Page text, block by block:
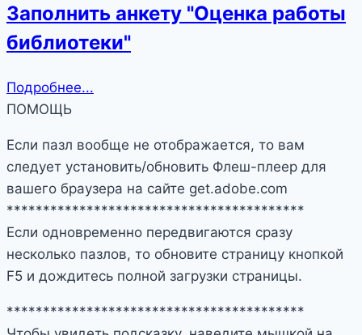
Заполнить анкету "Оценка работы
библиотеки"
Подробнее...
ПОМОЩЬ
Если пазл вообще не отображается, то вам
следует установить/обновить Флеш-плеер для
вашего браузера на сайте get.adobe.com
*****************************************
Если одновременно передвигаются сразу
несколько пазлов, то обновите страницу кнопкой
F5 и дождитесь полной загрузки страницы.
*****************************************